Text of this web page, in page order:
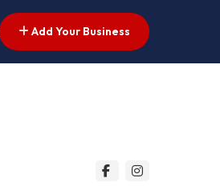
Add Your Business